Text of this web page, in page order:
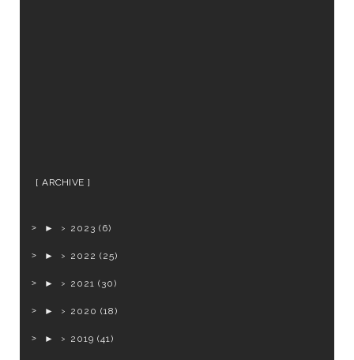
ARCHIVE
► 2023 (6)
► 2022 (25)
► 2021 (30)
► 2020 (18)
► 2019 (41)